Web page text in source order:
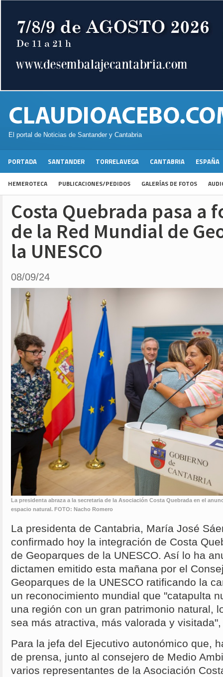
El portal de Noticias de Santander y Cantabria
PORTADA SANTANDER TORRELAVEGA CANTABRIA ESPAÑA
HEMEROTECA PUBLICACIONES/PEDIDOS GALERÍAS DE FOTOS
Costa Quebrada pasa a
de la Red Mundial de
la UNESCO
08/09/24
La presidenta abraza a la secretaria de la Asociación Costa Quebrada en el
espacio natural. FOTO: Nacho Romero
La presidenta de Cantabria, María José
confirmado hoy la integración de Costa
de Geoparques de la UNESCO. Así lo ha
dictamen emitido esta mañana por el
Geoparques de la UNESCO ratificando la
un reconocimiento mundial que "catapulta
una región con un gran patrimonio natural,
sea más atractiva, más valorada y
Para la jefa del Ejecutivo autonómico que,
de prensa, junto al consejero de Medio
varios representantes de la Asociación